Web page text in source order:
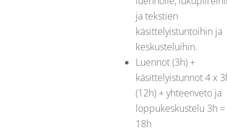
ja tekstien
käsittelyistuntoihin ja
keskusteluihin.
Luennot (3h) +
käsittelyistunnot 4 x
(12h) + yhteenveto ja
loppukeskustelu 3h =
18h